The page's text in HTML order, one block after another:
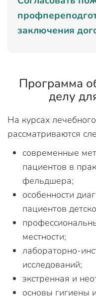
заключения
Программа
делу
На курсах
рассматриваются
современные
пациентов в
фельдшера;
особенности
пациентов
местности;
лабораторно-
исследований;
экстренная и
основы гигиены